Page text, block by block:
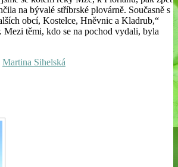
na bývalé stříbrské plovárně. Současně s
obcí, Kostelce, Hněvnic a Kladrub,“
těmi, kdo se na pochod vydali, byla
Martina Sihelská